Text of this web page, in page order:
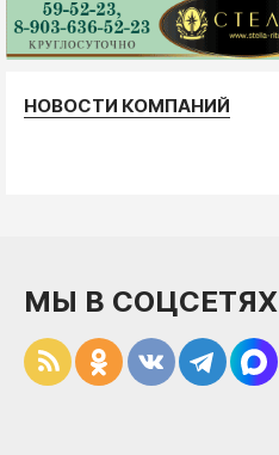
НОВОСТИ КОМПАНИЙ
МЫ В СОЦСЕТЯХ